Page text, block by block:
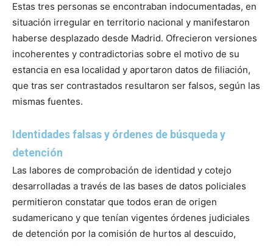
Estas tres personas se encontraban indocumentadas, en
situación irregular en territorio nacional y manifestaron
haberse desplazado desde Madrid. Ofrecieron versiones
incoherentes y contradictorias sobre el motivo de su
estancia en esa localidad y aportaron datos de filiación,
que tras ser contrastados resultaron ser falsos, según las
mismas fuentes.
Identidades falsas y órdenes de búsqueda y
detención
Las labores de comprobación de identidad y cotejo
desarrolladas a través de las bases de datos policiales
permitieron constatar que todos eran de origen
sudamericano y que tenían vigentes órdenes judiciales
de detención por la comisión de hurtos al descuido,